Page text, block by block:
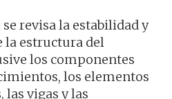
revisa la estabilidad y
la estructura del
los componentes
los elementos
las vigas y las